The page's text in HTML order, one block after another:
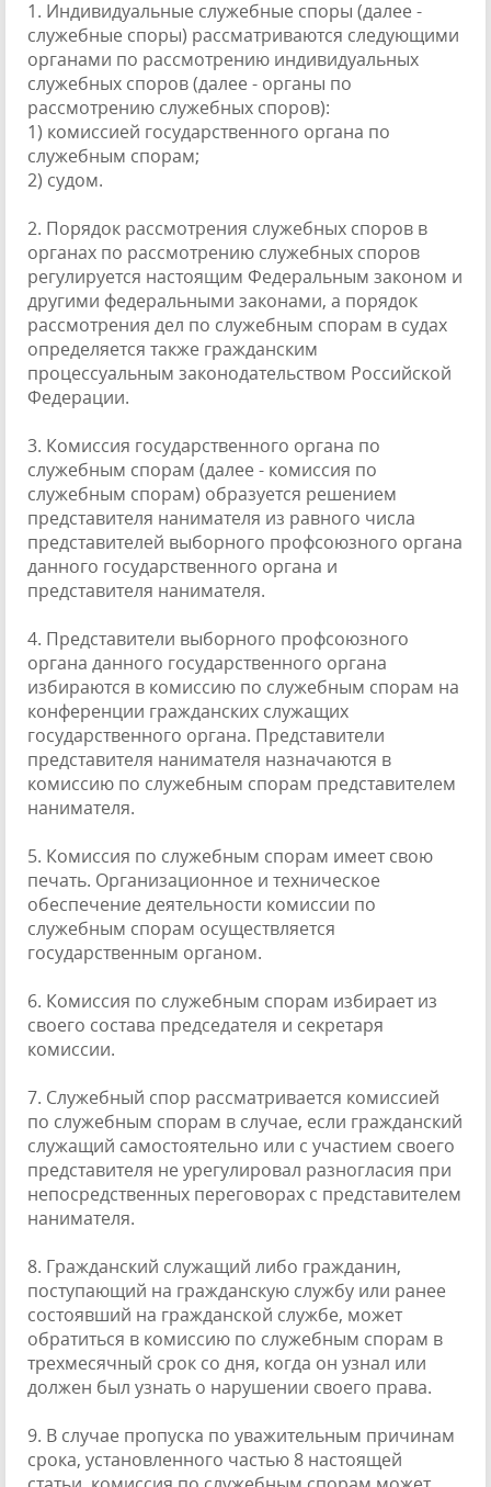
1. Индивидуальные служебные споры (далее -
служебные споры) рассматриваются следующими
органами по рассмотрению индивидуальных
служебных споров (далее - органы по
рассмотрению служебных споров):
1) комиссией государственного органа по
служебным спорам;
2) судом.
2. Порядок рассмотрения служебных споров в
органах по рассмотрению служебных споров
регулируется настоящим Федеральным законом и
другими федеральными законами, а порядок
рассмотрения дел по служебным спорам в судах
определяется также гражданским
процессуальным законодательством Российской
Федерации.
3. Комиссия государственного органа по
служебным спорам (далее - комиссия по
служебным спорам) образуется решением
представителя нанимателя из равного числа
представителей выборного профсоюзного органа
данного государственного органа и
представителя нанимателя.
4. Представители выборного профсоюзного
органа данного государственного органа
избираются в комиссию по служебным спорам на
конференции гражданских служащих
государственного органа. Представители
представителя нанимателя назначаются в
комиссию по служебным спорам представителем
нанимателя.
5. Комиссия по служебным спорам имеет свою
печать. Организационное и техническое
обеспечение деятельности комиссии по
служебным спорам осуществляется
государственным органом.
6. Комиссия по служебным спорам избирает из
своего состава председателя и секретаря
комиссии.
7. Служебный спор рассматривается комиссией
по служебным спорам в случае, если гражданский
служащий самостоятельно или с участием своего
представителя не урегулировал разногласия при
непосредственных переговорах с представителем
нанимателя.
8. Гражданский служащий либо гражданин,
поступающий на гражданскую службу или ранее
состоявший на гражданской службе, может
обратиться в комиссию по служебным спорам в
трехмесячный срок со дня, когда он узнал или
должен был узнать о нарушении своего права.
9. В случае пропуска по уважительным причинам
срока, установленного частью 8 настоящей